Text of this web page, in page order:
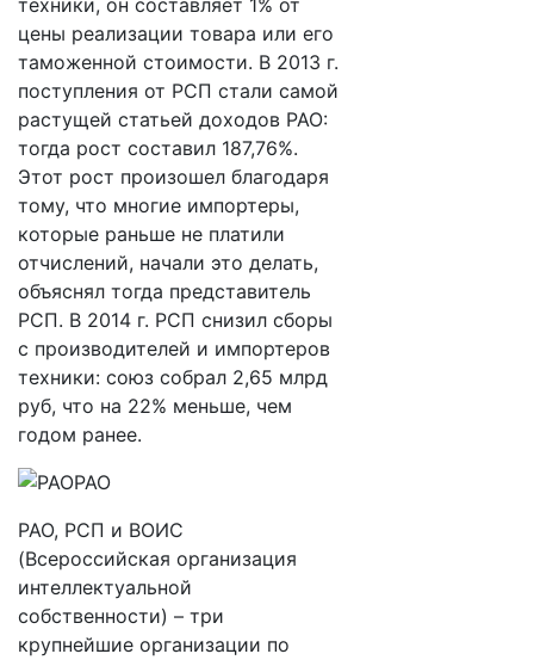
техники, он составляет 1% от
цены реализации товара или его
таможенной стоимости. В 2013 г.
поступления от РСП стали самой
растущей статьей доходов РАО:
тогда рост составил 187,76%.
Этот рост произошел благодаря
тому, что многие импортеры,
которые раньше не платили
отчислений, начали это делать,
объяснял тогда представитель
РСП. В 2014 г. РСП снизил сборы
с производителей и импортеров
техники: союз собрал 2,65 млрд
руб, что на 22% меньше, чем
годом ранее.
РАО, РСП и ВОИС
(Всероссийская организация
интеллектуальной
собственности) – три
крупнейшие организации по